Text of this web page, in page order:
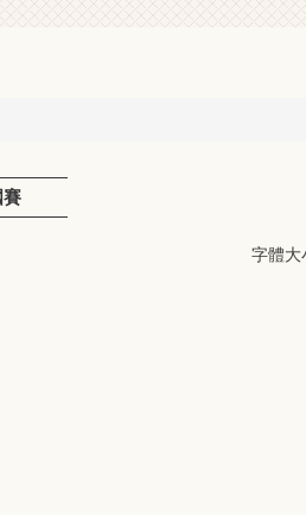
賽
字體大